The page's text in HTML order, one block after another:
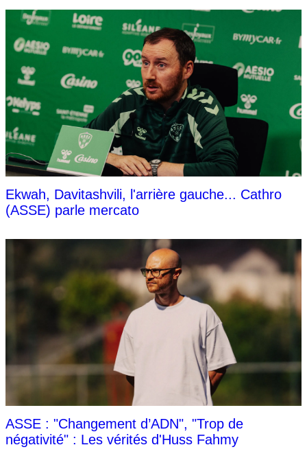
Ekwah, Davitashvili, l'arrière gauche... Cathro
(ASSE) parle mercato
ASSE : "Changement d’ADN", "Trop de
négativité" : Les vérités d'Huss Fahmy